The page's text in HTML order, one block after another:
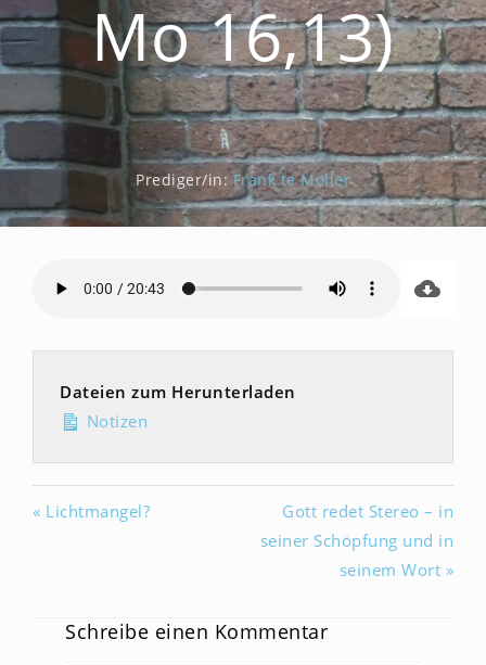
Mo 16,13)
Prediger/in: Frank te Moller
Dateien zum Herunterladen
Notizen
« Lichtmangel?
Gott redet Stereo – in
seiner Schöpfung und in
seinem Wort »
Schreibe einen Kommentar